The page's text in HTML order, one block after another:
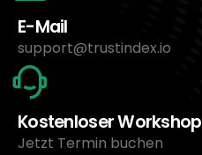
E-Mail
support@trustindex.io
Kostenloser Workshop
Jetzt Termin buchen